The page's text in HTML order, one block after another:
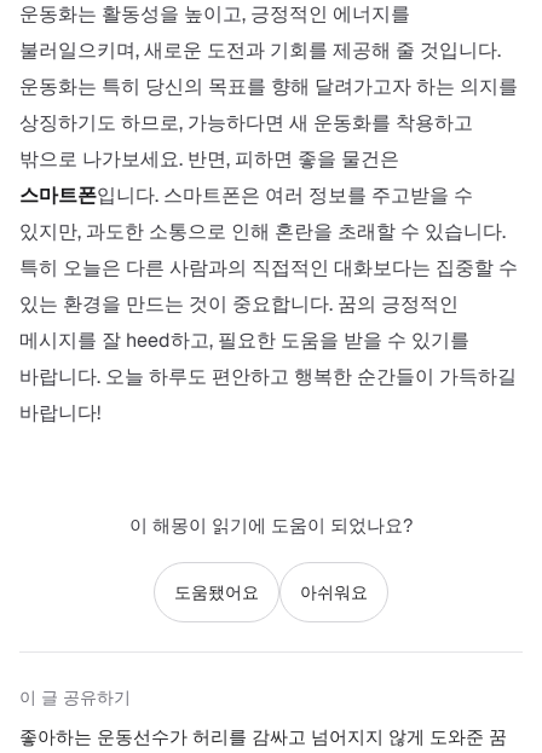
운동화는 활동성을 높이고, 긍정적인 에너지를
불러일으키며, 새로운 도전과 기회를 제공해 줄 것입니다.
운동화는 특히 당신의 목표를 향해 달려가고자 하는 의지를
상징하기도 하므로, 가능하다면 새 운동화를 착용하고
밖으로 나가보세요. 반면, 피하면 좋을 물건은
스마트폰입니다. 스마트폰은 여러 정보를 주고받을 수
있지만, 과도한 소통으로 인해 혼란을 초래할 수 있습니다.
특히 오늘은 다른 사람과의 직접적인 대화보다는 집중할 수
있는 환경을 만드는 것이 중요합니다. 꿈의 긍정적인
메시지를 잘 heed하고, 필요한 도움을 받을 수 있기를
바랍니다. 오늘 하루도 편안하고 행복한 순간들이 가득하길
바랍니다!
이 해몽이 읽기에 도움이 되었나요?
도움됐어요 아쉬워요
이 글 공유하기
좋아하는 운동선수가 허리를 감싸고 넘어지지 않게 도와준 꿈